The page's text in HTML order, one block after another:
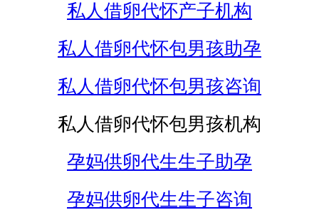
私人借卵代怀产子机构
私人借卵代怀包男孩助孕
私人借卵代怀包男孩咨询
私人借卵代怀包男孩机构
孕妈供卵代生生子助孕
孕妈供卵代生生子咨询